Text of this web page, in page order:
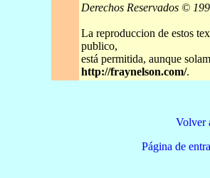
Derechos Reservados ©
La reproduccion de estos
publico,
está permitida, aunque
http://fraynelson.com/.
Volver
Página de